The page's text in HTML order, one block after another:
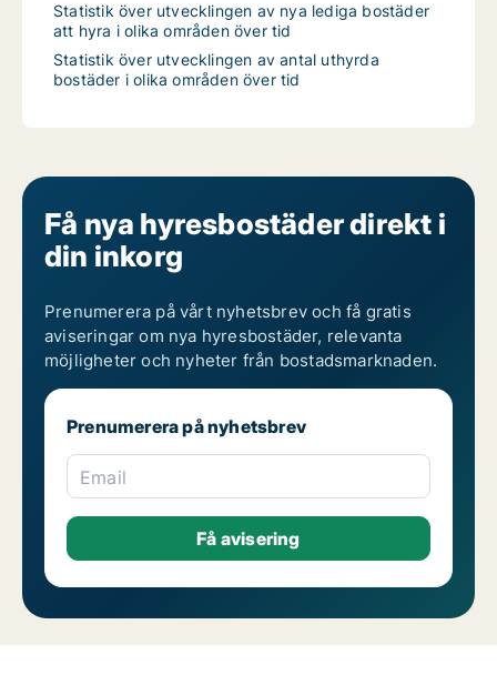
Statistik över utvecklingen av nya lediga bostäder
att hyra i olika områden över tid
Statistik över utvecklingen av antal uthyrda
bostäder i olika områden över tid
Få nya hyresbostäder direkt i
din inkorg
Prenumerera på vårt nyhetsbrev och få gratis
aviseringar om nya hyresbostäder, relevanta
möjligheter och nyheter från bostadsmarknaden.
Prenumerera på nyhetsbrev
Email